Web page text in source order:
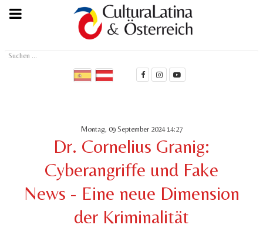
Suchen
Montag, 09 September 2024 14:27
Dr. Cornelius Granig:
Cyberangriffe und Fake
News - Eine neue Dimension
der Kriminalität